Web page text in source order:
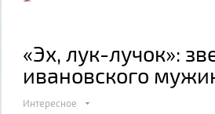
«Эх, лук-лучок»:
ивановского
Интересное